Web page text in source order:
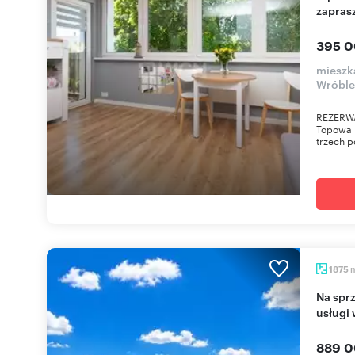
395
Topowa
trzech
1875
Na sprzedaż działka 1875 m² pod zabudowę i
usługi
889